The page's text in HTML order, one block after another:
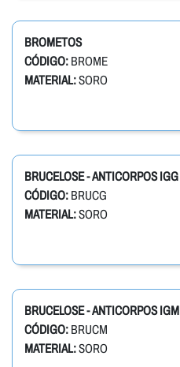
BROMETOS
CÓDIGO: BROME
MATERIAL:SORO
BRUCELOSE - ANTICORPOS IGG
CÓDIGO: BRUCG
MATERIAL:SORO
BRUCELOSE - ANTICORPOS IGM
CÓDIGO: BRUCM
MATERIAL:SORO